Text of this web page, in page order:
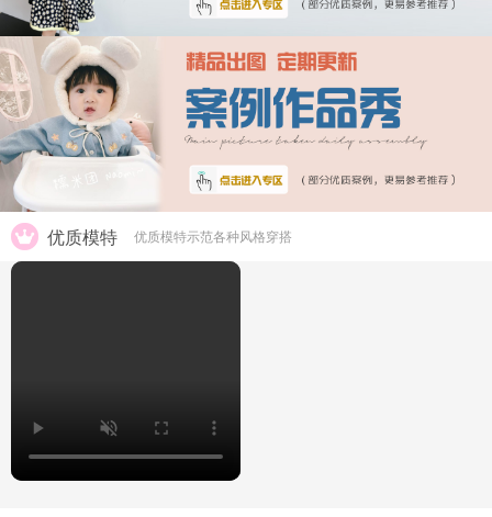
优质模特 优质模特示范各种风格穿搭